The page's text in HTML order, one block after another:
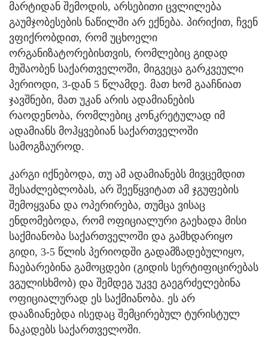
მარტიდან შემოდის, არსებითი ცვლილება
გაუმჯობესების ნაწილში არ ექნება. პირიქით, ჩვენ
ვფიქრობდით, რომ უცხოელი
ორგანიზატორებისთვის, რომლებიც გიდად
მუშაობენ საქართველოში, მიგვეცა გარკვეული
პერიოდი, 3-დან 5 წლამდე. მათ ხომ გააჩნიათ
ჯავშნები, მათ უკან არის ადამიანების
რაოდენობა, რომლებიც კონკრეტულად იმ
ადამიანს მოჰყვებიან საქართველოში
სამოგზაუროდ.
კარგი იქნებოდა, თუ ამ ადამიანებს მივცემდით
შესაძლებლობას, არ შეეწყვიტათ ამ ჯგუფების
შემოყვანა და ოპერირება, თუმცა ვისაც
ენდომებოდა, რომ ოფიციალური გაეხადა მისი
საქმიანობა საქართველოში და გამხდარიყო
გიდი, 3-5 წლის პერიოდში გადამზადებულიყო,
ჩაებარებინა გამოცდები (გიდის სერტიფიცირებას
ვგულისხმობ) და შემდეგ უკვე გაეგრძელებინა
ოფიციალურად ეს საქმიანობა. ეს არ
დააზიანებდა ისედაც შემცირებულ ტურისტულ
ნაკადებს საქართველოში.